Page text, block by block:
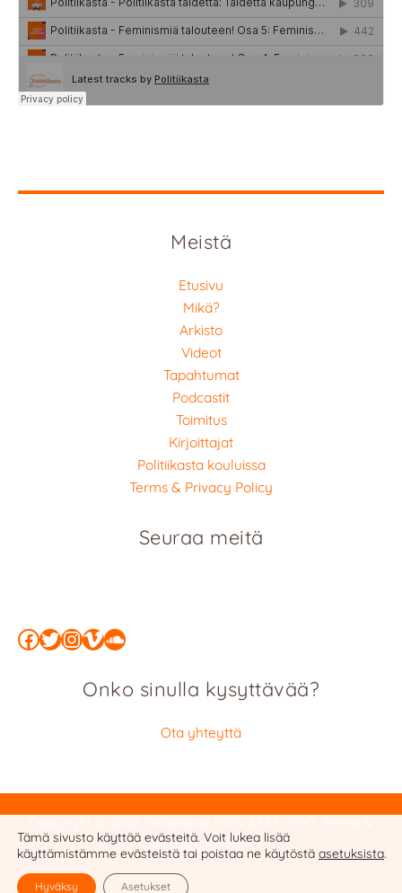
Meistä
Etusivu
Mikä?
Arkisto
Videot
Tapahtumat
Podcastit
Toimitus
Kirjoittajat
Politiikasta kouluissa
Terms & Privacy Policy
Seuraa meitä
Facebook
Twitter
Instagram
Vimeo
SoundCloud
Onko sinulla kysyttävää?
Ota yhteyttä
Privacy Policy
Website by Cobalt Studio
Tämä sivusto käyttää evästeitä. Voit lukea lisää
käyttämistämme evästeistä tai poistaa ne käytöstä asetuksista.
Hyväksy Asetukset